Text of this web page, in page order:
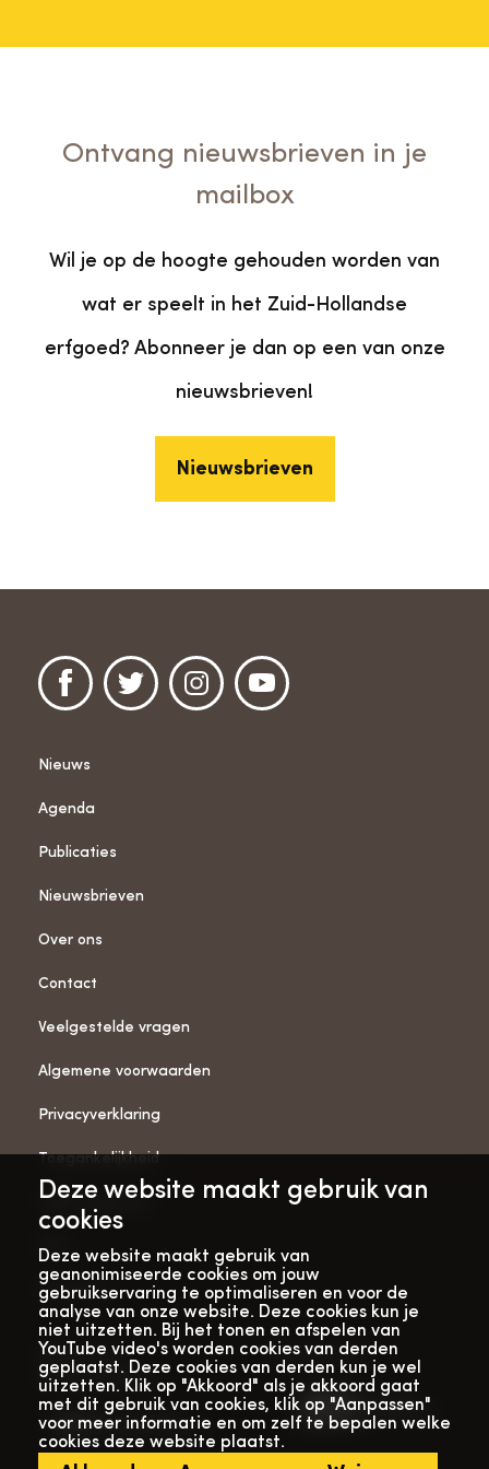
Deze website maakt gebruik van
cookies
Deze website maakt gebruik van
geanonimiseerde cookies om jouw
gebruikservaring te optimaliseren en voor de
analyse van onze website. Deze cookies kun je
niet uitzetten. Bij het tonen en afspelen van
YouTube video's worden cookies van derden
geplaatst. Deze cookies van derden kun je wel
uitzetten. Klik op "Akkoord" als je akkoord gaat
met dit gebruik van cookies, klik op "Aanpassen"
voor meer informatie en om zelf te bepalen welke
cookies deze website plaatst.
Ontvang nieuwsbrieven in je
mailbox
Wil je op de hoogte gehouden worden van
wat er speelt in het Zuid-Hollandse
erfgoed? Abonneer je dan op een van onze
nieuwsbrieven!
Nieuwsbrieven
Nieuws
Agenda
Publicaties
Nieuwsbrieven
Over ons
Contact
Veelgestelde vragen
Algemene voorwaarden
Privacyverklaring
Toegankelijkheid
ANBI-gegevens
Pers
Vacatures
Bekijk onze
verhalenwebsite
Met dank aan